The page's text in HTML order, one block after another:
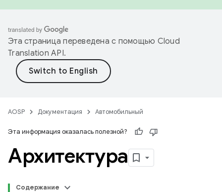
Эта страница переведена с помощью Cloud
Translation API.
AOSP Документация Автомобильный
Эта информация оказалась полезной?
Архитектура
Содержание